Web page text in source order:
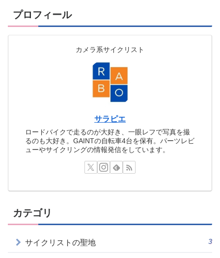
プロフィール
カメラ系サイクリスト
サラピエ
ロードバイクで走るのが大好き、一眼レフで写真を撮
るのも大好き。GAINTの自転車4台を保有。パーツレビ
ューやサイクリングの情報発信をしています。
カテゴリ
サイクリストの聖地 3